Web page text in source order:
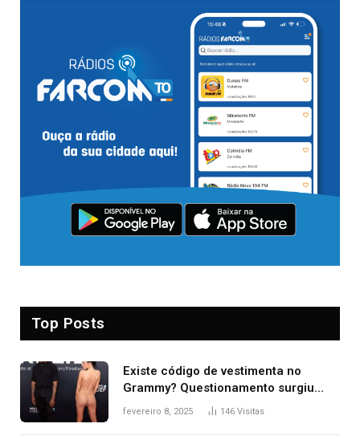
Top Posts
Existe código de vestimenta no
Grammy? Questionamento surgiu
após Bianca Censori, mulher de
fevereiro 8, 2025 146 Visitas